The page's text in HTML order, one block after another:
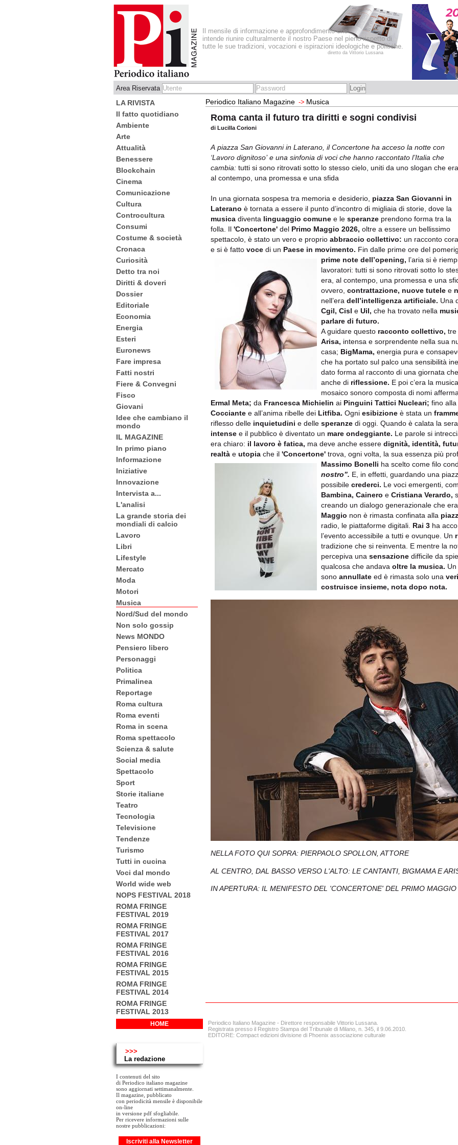
Il mensile di informazione e approfondimento che
intende riunire culturalmente il nostro Paese nel pieno rispetto di
tutte le sue tradizioni, vocazioni e ispirazioni ideologiche e politiche.
diretto da Vittorio Lussana
Area Riservata
LA RIVISTA
Il fatto quotidiano
Ambiente
Arte
Attualità
Benessere
Blockchain
Cinema
Comunicazione
Cultura
Controcultura
Consumi
Costume & società
Cronaca
Curiosità
Detto tra noi
Diritti & doveri
Dossier
Editoriale
Economia
Energia
Esteri
Euronews
Fare impresa
Fatti nostri
Fiere & Convegni
Fisco
Giovani
Idee che cambiano il
mondo
IL MAGAZINE
In primo piano
Informazione
Iniziative
Innovazione
Intervista a...
L'analisi
La grande storia dei
mondiali di calcio
Lavoro
Libri
Lifestyle
Mercato
Moda
Motori
Musica
Nord/Sud del mondo
Non solo gossip
News MONDO
Pensiero libero
Personaggi
Politica
Primalinea
Reportage
Roma cultura
Roma eventi
Roma in scena
Roma spettacolo
Scienza & salute
Social media
Spettacolo
Sport
Storie italiane
Teatro
Tecnologia
Televisione
Tendenze
Turismo
Tutti in cucina
Voci dal mondo
World wide web
NOPS FESTIVAL 2018
ROMA FRINGE
FESTIVAL 2019
ROMA FRINGE
FESTIVAL 2017
ROMA FRINGE
FESTIVAL 2016
ROMA FRINGE
FESTIVAL 2015
ROMA FRINGE
FESTIVAL 2014
ROMA FRINGE
FESTIVAL 2013
HOME
>>>
La redazione
I contenuti del sito
di Periodico italiano magazine
sono aggiornati settimanalmente.
Il magazine, pubblicato
con periodicità mensile è disponibile
on-line
in versione pdf sfogliabile.
Per ricevere informazioni sulle
nostre pubblicazioni:
Iscriviti alla Newsletter
Periodico Italiano Magazine -> Musica
Roma canta il futuro tra diritti e sogni condivisi
di Lucilla Corioni
A piazza San Giovanni in Laterano, il Concertone ha acceso la notte con
‘Lavoro dignitoso’ e una sinfonia di voci che hanno raccontato l’Italia che
cambia: tutti si sono ritrovati sotto lo stesso cielo, uniti da uno slogan che
al contempo, una promessa e una sfida
In una giornata sospesa tra memoria e desiderio, piazza San Giovanni in
Laterano è tornata a essere il punto d’incontro di migliaia di storie, dove la
musica diventa linguaggio comune e le speranze prendono forma tra la
folla. Il 'Concertone' del Primo Maggio 2026, oltre a essere un bellissimo
spettacolo, è stato un vero e proprio abbraccio collettivo: un racconto
e si è fatto voce di un Paese in movimento. Fin dalle prime ore del
prime note dell’opening, l’aria si è
lavoratori: tutti si sono ritrovati sotto lo
era, al contempo, una promessa e una
ovvero, contrattazione, nuove tutele e
nell’era dell’intelligenza artificiale. Una
Cgil, Cisl e Uil, che ha trovato nella
parlare di futuro.
A guidare questo racconto collettivo, tre
Arisa, intensa e sorprendente nella sua
casa; BigMama, energia pura e
che ha portato sul palco una sensibilità
dato forma al racconto di una giornata
anche di riflessione. E poi c’era la
mosaico sonoro composta di nomi
Ermal Meta; da Francesca Michielin ai Pinguini Tattici Nucleari; fino
Cocciante e all’anima ribelle dei Litfiba. Ogni esibizione è stata un
riflesso delle inquietudini e delle speranze di oggi. Quando è calata la
intense e il pubblico è diventato un mare ondeggiante. Le parole si
era chiaro: il lavoro è fatica, ma deve anche essere dignità, identità,
realtà e utopia che il 'Concertone' trova, ogni volta, la sua essenza più
Massimo Bonelli ha scelto come filo
nostro”. E, in effetti, guardando una
possibile crederci. Le voci emergenti,
Bambina, Cainero e Cristiana Verardo,
creando un dialogo generazionale che
Maggio non è rimasta confinata alla
radio, le piattaforme digitali. Rai 3 ha
l’evento accessibile a tutti e ovunque. Un
tradizione che si reinventa. E mentre la
percepiva una sensazione difficile da
qualcosa che andava oltre la musica.
sono annullate ed è rimasta solo una
costruisce insieme, nota dopo nota.
NELLA FOTO QUI SOPRA: PIERPAOLO SPOLLON, ATTORE
AL CENTRO, DAL BASSO VERSO L'ALTO: LE CANTANTI, BIGMAMA E
IN APERTURA: IL MENIFESTO DEL 'CONCERTONE' DEL PRIMO
Periodico Italiano Magazine - Direttore responsabile Vittorio Lussana.
Registrata presso il Registro Stampa del Tribunale di Milano, n. 345, il 9.06.2010.
EDITORE: Compact edizioni divisione di Phoenix associazione culturale